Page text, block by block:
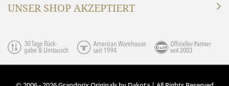
UNSER SHOP AKZEPTIERT